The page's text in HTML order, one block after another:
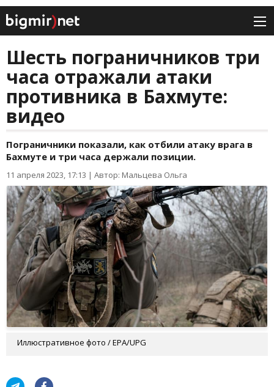
Шесть пограничников три
часа отражали атаки
противника в Бахмуте:
видео
Пограничники показали, как отбили атаку врага в
Бахмуте и три часа держали позиции.
11 апреля 2023, 17:13 | Автор: Мальцева Ольга
Иллюстративное фото / ЕРА/UPG